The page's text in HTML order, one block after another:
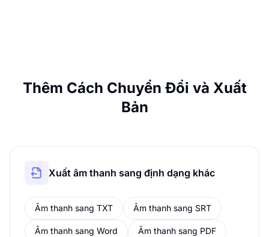
Thêm Cách Chuyển Đổi và Xuất
Bản
Xuất âm thanh sang định dạng khác
Âm thanh sang TXT Âm thanh sang SRT
Âm thanh sang Word Âm thanh sang PDF